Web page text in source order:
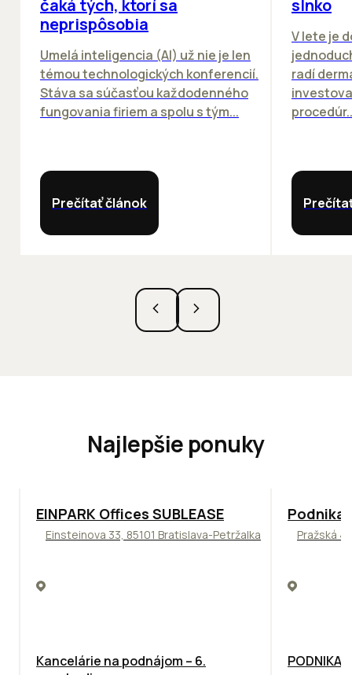
čaká tých, ktorí sa
neprispôsobia
Umelá inteligencia (AI) už nie je len
témou technologických konferencií.
Stáva sa súčasťou každodenného
fungovania firiem a spolu s tým...
Prečítať článok
slnko
V lete je
radí
Najlepšie ponuky
TOP ODPORÚČAME
EINPARK Offices SUBLEASE
Einsteinova 33, 85101 Bratislava-Petržalka
Kancelárie na podnájom – 6.
Pražská